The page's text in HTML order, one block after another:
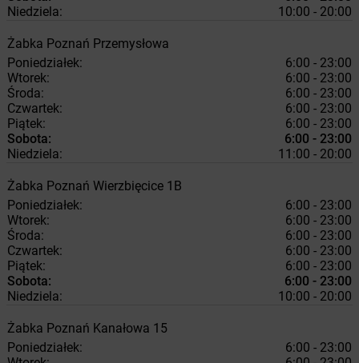
Niedziela:
10:00 - 20:00
Żabka Poznań Przemysłowa
Poniedziałek:
6:00 - 23:00
Wtorek:
6:00 - 23:00
Środa:
6:00 - 23:00
Czwartek:
6:00 - 23:00
Piątek:
6:00 - 23:00
Sobota:
6:00 - 23:00
Niedziela:
11:00 - 20:00
Żabka Poznań Wierzbięcice 1B
Poniedziałek:
6:00 - 23:00
Wtorek:
6:00 - 23:00
Środa:
6:00 - 23:00
Czwartek:
6:00 - 23:00
Piątek:
6:00 - 23:00
Sobota:
6:00 - 23:00
Niedziela:
10:00 - 20:00
Żabka Poznań Kanałowa 15
Poniedziałek:
6:00 - 23:00